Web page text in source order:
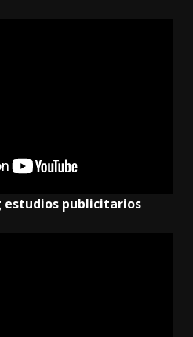
publicitarios